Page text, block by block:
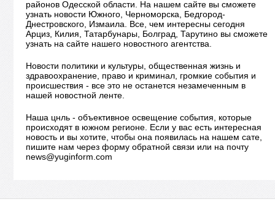
районов Одесской области. На нашем сайте вы сможете
узнать новости Южного, Черноморска, Бедгород-
Днестровского, Измаила. Все, чем интересны сегодня
Арциз, Килия, Татарбунары, Болград, Тарутино вы сможете
узнать на сайте нашего новостного агентства.
Новости политики и культуры, общественная жизнь и
здравоохранение, право и криминал, громкие события и
происшествия - все это не останется незамеченным в
нашей новостной ленте.
Наша цнль - объективное освещение события, которые
происходят в южном регионе. Если у вас есть интересная
новость и вы хотите, чтобы она появилась на нашем сате,
пишите нам через форму обратной связи или на почту
news@yuginform.com